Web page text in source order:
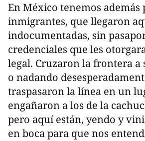
En México tenemos además
inmigrantes, que llegaron
indocumentadas, sin
credenciales que les
legal. Cruzaron la frontera a
o nadando
traspasaron la línea en un
engañaron a los de la
pero aquí están, yendo y
en boca para que nos